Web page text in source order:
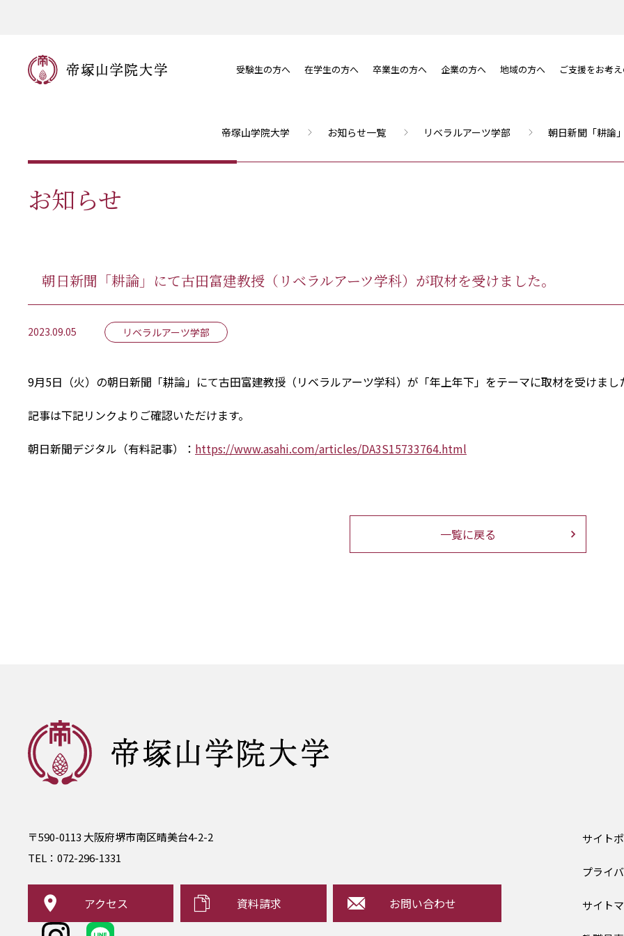
受験生の方へ 在学生の方へ 卒業生の方へ 企業の方へ 地域の方へ ご支援をお考
帝塚山学院大学 お知らせ一覧 リベラルアーツ学部 朝日新聞「耕論
お知らせ
朝日新聞「耕論」にて古田富建教授（リベラルアーツ学科）が取材を受けました。
2023.09.05 リベラルアーツ学部
9月5日（火）の朝日新聞「耕論」にて古田富建教授（リベラルアーツ学科）が「年上年下」をテーマに取材を受けまし
記事は下記リンクよりご確認いただけます。
朝日新聞デジタル（有料記事）： https://www.asahi.com/articles/DA3S15733764.html
一覧に戻る
〒590-0113 大阪府堺市南区晴美台4-2-2
TEL： 072-296-1331
アクセス 資料請求 お問い合わせ
サイト
プライ
サイト